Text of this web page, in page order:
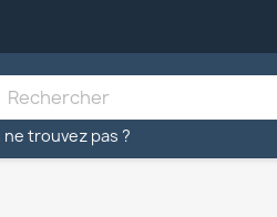
ne trouvez pas ?